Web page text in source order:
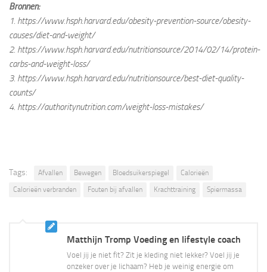
Bronnen:
1. https://www.hsph.harvard.edu/obesity-prevention-source/obesity-
causes/diet-and-weight/
2. https://www.hsph.harvard.edu/nutritionsource/2014/02/14/protein-
carbs-and-weight-loss/
3. https://www.hsph.harvard.edu/nutritionsource/best-diet-quality-
counts/
4. https://authoritynutrition.com/weight-loss-mistakes/
Tags: Afvallen Bewegen Bloedsuikerspiegel
Calorieën
Calorieën verbranden
Fouten bij afvallen Krachttraining Spiermassa
Matthijn Tromp Voeding en lifestyle coach
Voel jij je niet fit? Zit je kleding niet lekker? Voel jij je
onzeker over je lichaam? Heb je weinig energie om